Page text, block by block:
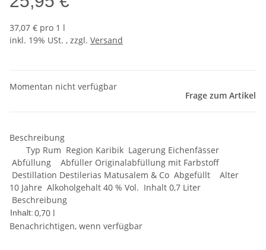
37,07 € pro 1 l
inkl. 19% USt. , zzgl. Versand
Momentan nicht verfügbar
Frage zum Artikel
Beschreibung
Typ Rum Region Karibik Lagerung Eichenfässer
Abfüllung Abfüller Originalabfüllung mit Farbstoff
Destillation Destilerias Matusalem & Co Abgefüllt Alter
10 Jahre Alkoholgehalt 40 % Vol. Inhalt 0,7 Liter
Beschreibung
Inhalt:0,70 l
Benachrichtigen, wenn verfügbar